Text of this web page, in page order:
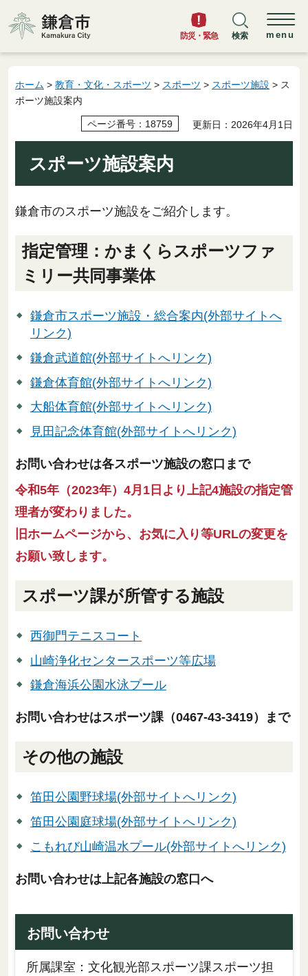
鎌倉市
防災・緊急 検索 menu
ホーム > 教育・文化・スポーツ > スポーツ > スポーツ施設 > ス
ポーツ施設案内
ページ番号：18759 更新日：2026年4月1日
スポーツ施設案内
鎌倉市のスポーツ施設をご紹介します。
指定管理：かまくらスポーツファ
ミリー共同事業体
鎌倉市スポーツ施設・総合案内(外部サイトへ
リンク)
鎌倉武道館(外部サイトへリンク)
鎌倉体育館(外部サイトへリンク)
大船体育館(外部サイトへリンク)
見田記念体育館(外部サイトへリンク)
お問い合わせは各スポーツ施設の窓口まで
令和5年（2023年）4月1日より上記4施設の指定管
理者が変わりました。
旧ホームページから、お気に入り等URLの変更を
お願い致します。
スポーツ課が所管する施設
西御門テニスコート
山崎浄化センタースポーツ等広場
鎌倉海浜公園水泳プール
お問い合わせはスポーツ課（0467-43-3419）まで
その他の施設
笛田公園野球場(外部サイトへリンク)
笛田公園庭球場(外部サイトへリンク)
こもれび山崎温水プール(外部サイトへリンク)
お問い合わせは上記各施設の窓口へ
お問い合わせ
所属課室：文化観光部スポーツ課スポーツ担